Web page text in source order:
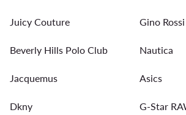
Juicy Couture Gino Rossi
Beverly Hills Polo Club Nautica
Jacquemus Asics
Dkny G-Star